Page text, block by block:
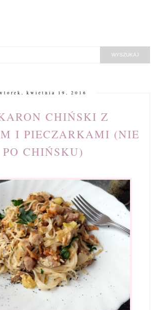
kwietnia 19, 2016
CHIŃSKI Z
I PIECZARKAMI (NIE
PO CHIŃSKU)